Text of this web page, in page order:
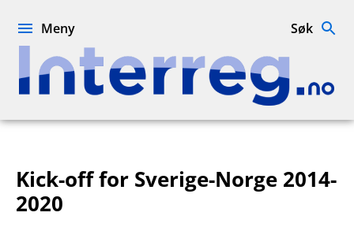
Interreg.no
Meny Søk
Kick-off for Sverige-Norge 2014-
2020